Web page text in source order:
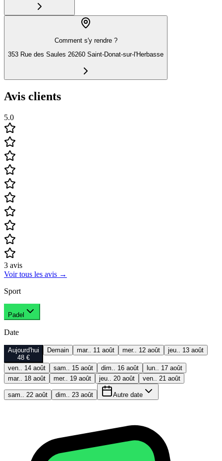
Comment s'y rendre ?
353 Rue des Saules 26260 Saint-Donat-sur-l'Herbasse
Avis clients
5.0
3 avis
Voir tous les avis →
Sport
Padel
Date
Aujourd'hui
48 €
Demain mar.. 11 août mer.. 12 août jeu.. 13 août
ven.. 14 août sam.. 15 août dim.. 16 août
lun.. 17 août
mar.. 18 août
mer.. 19 août jeu.. 20 août ven.. 21 août
sam.. 22 août dim.. 23 août Autre date